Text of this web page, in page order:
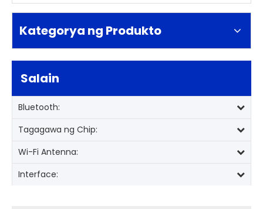
Kategorya ng Produkto
Salain
Bluetooth:
Tagagawa ng Chip:
Wi-Fi Antenna:
Interface: